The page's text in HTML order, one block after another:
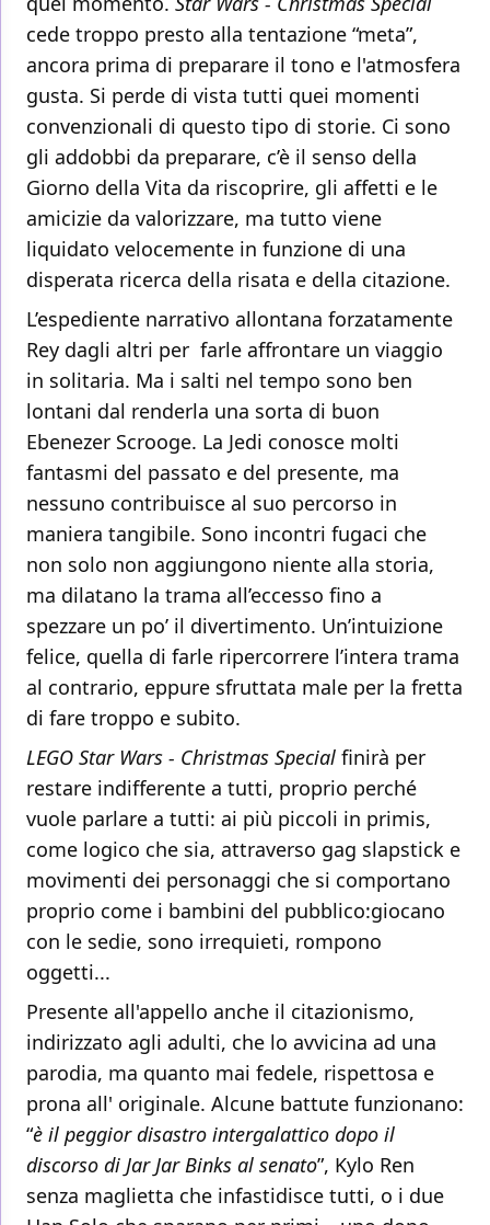
cede troppo presto alla tentazione “meta”,
ancora prima di preparare il tono e l'atmosfera
gusta. Si perde di vista tutti quei momenti
convenzionali di questo tipo di storie. Ci sono
gli addobbi da preparare, c’è il senso della
Giorno della Vita da riscoprire, gli affetti e le
amicizie da valorizzare, ma tutto viene
liquidato velocemente in funzione di una
disperata ricerca della risata e della citazione.
L’espediente narrativo allontana forzatamente
Rey dagli altri per farle affrontare un viaggio
in solitaria. Ma i salti nel tempo sono ben
lontani dal renderla una sorta di buon
Ebenezer Scrooge. La Jedi conosce molti
fantasmi del passato e del presente, ma
nessuno contribuisce al suo percorso in
maniera tangibile. Sono incontri fugaci che
non solo non aggiungono niente alla storia,
ma dilatano la trama all’eccesso fino a
spezzare un po’ il divertimento. Un’intuizione
felice, quella di farle ripercorrere l’intera trama
al contrario, eppure sfruttata male per la fretta
di fare troppo e subito.
LEGO Star Wars - Christmas Special finirà per
restare indifferente a tutti, proprio perché
vuole parlare a tutti: ai più piccoli in primis,
come logico che sia, attraverso gag slapstick e
movimenti dei personaggi che si comportano
proprio come i bambini del pubblico:giocano
con le sedie, sono irrequieti, rompono
oggetti...
Presente all'appello anche il citazionismo,
indirizzato agli adulti, che lo avvicina ad una
parodia, ma quanto mai fedele, rispettosa e
prona all' originale. Alcune battute funzionano:
“è il peggior disastro intergalattico dopo il
discorso di Jar Jar Binks al senato”, Kylo Ren
senza maglietta che infastidisce tutti, o i due